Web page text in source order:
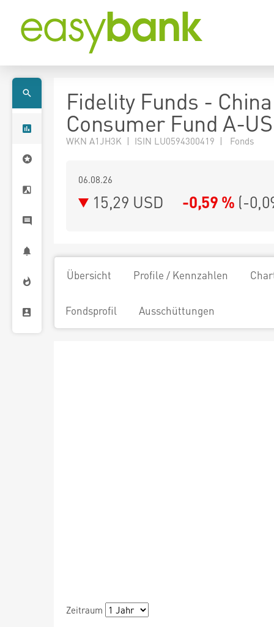
Fidelity Funds - China
Consumer Fund A-
WKN A1JH3K | ISIN LU0594300419 | Fonds
06.08.26
15,29 USD -0,59 % (-
Übersicht Profile / Kennzahlen
Fondsprofil Ausschüttungen
Zeitraum